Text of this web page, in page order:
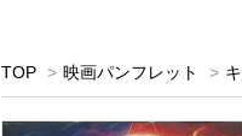
TOP > 映画パンフレット > キ